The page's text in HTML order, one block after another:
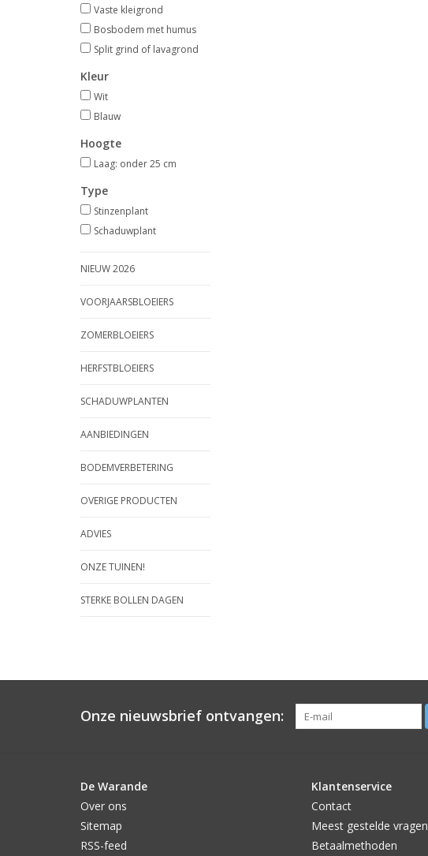
Vaste kleigrond
Bosbodem met humus
Split grind of lavagrond
Kleur
Wit
Blauw
Hoogte
Laag: onder 25 cm
Type
Stinzenplant
Schaduwplant
NIEUW 2026
VOORJAARSBLOEIERS
ZOMERBLOEIERS
HERFSTBLOEIERS
SCHADUWPLANTEN
AANBIEDINGEN
BODEMVERBETERING
OVERIGE PRODUCTEN
ADVIES
ONZE TUINEN!
STERKE BOLLEN DAGEN
Onze nieuwsbrief ontvangen:
De Warande
Over ons
Sitemap
RSS-feed
Klantenservice
Contact
Meest gestelde vragen
Betaalmethoden